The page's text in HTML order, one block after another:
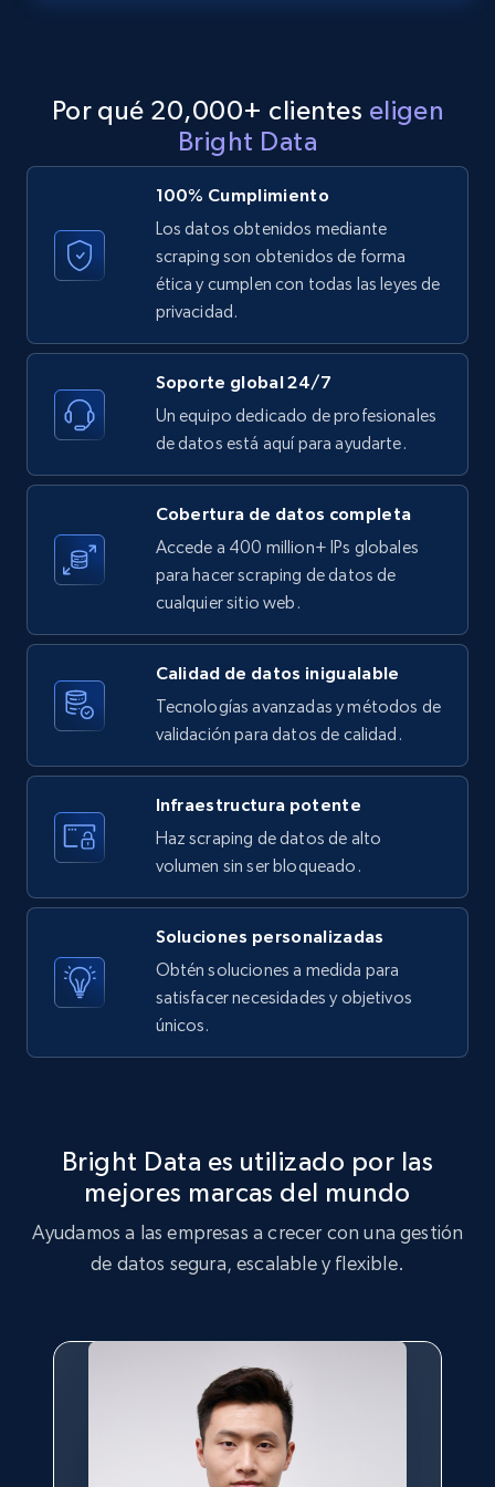
text, Date posted, and more.
11.3K+ 1.5K+ Prueba gratuita
LinkedIn posts - Discover new posts
URL, ID, User id, Use url, Title, Headline, Post
11.3K+ 1.5K+ Prueba gratuita
X (formerly Twitter) - Posts
ID, User posted, Name, Description, Date
posted, Photos, URL, Quoted post, and more.
10.4K+ 1.2K+ Prueba gratuita
ID, User posted, Name, Description, Date
posted, Photos, URL, Quoted post, and more.
10.4K+ 1.2K+ Prueba gratuita
X (formerly Twitter) - Posts - Getting x
10.4K+ 1.2K+ Prueba gratuita
TikTok - Profiles
Like engagement rate, Bio link, Predicted lang,
963+ Prueba gratuita
Por qué 20,000+ clientes eligen
Bright Data
100% Cumplimiento
Los datos obtenidos mediante
scraping son obtenidos de forma
ética y cumplen con todas las leyes de
privacidad.
Soporte global 24/7
Un equipo dedicado de profesionales
de datos está aquí para ayudarte.
Cobertura de datos completa
Accede a 400 million+ IPs globales
para hacer scraping de datos de
cualquier sitio web.
Calidad de datos inigualable
Tecnologías avanzadas y métodos de
validación para datos de calidad.
Infraestructura potente
Haz scraping de datos de alto
volumen sin ser bloqueado.
Soluciones personalizadas
Obtén soluciones a medida para
satisfacer necesidades y objetivos
únicos.
Bright Data es utilizado por las
mejores marcas del mundo
Ayudamos a las empresas a crecer con una gestión
de datos segura, escalable y flexible.